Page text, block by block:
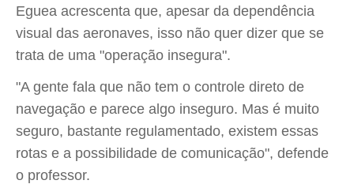
Eguea acrescenta que, apesar da dependência
visual das aeronaves, isso não quer dizer que se
trata de uma "operação insegura".
"A gente fala que não tem o controle direto de
navegação e parece algo inseguro. Mas é muito
seguro, bastante regulamentado, existem essas
rotas e a possibilidade de comunicação", defende
o professor.